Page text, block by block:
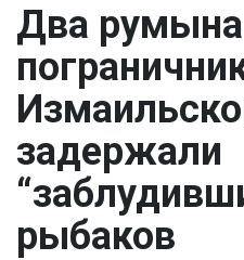
Два
задержали
рыбаков